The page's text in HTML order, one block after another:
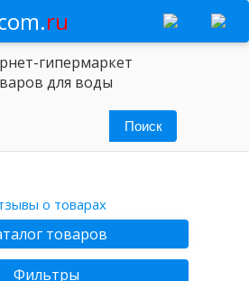
ru
гипермаркет
для воды
о товарах
товаров
Фильтры